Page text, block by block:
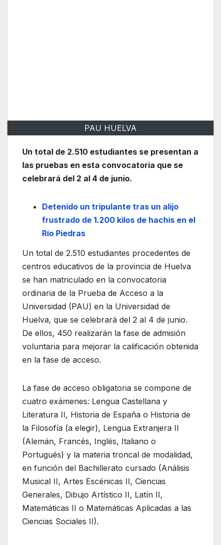
PAU HUELVA
Un total de 2.510 estudiantes se presentan a
las pruebas en esta convocatoria que se
celebrará del 2 al 4 de junio.
Detenido un tripulante tras un alijo
frustrado de 1.200 kilos de hachís en el
Río Piedras
Un total de 2.510 estudiantes procedentes de
centros educativos de la provincia de Huelva
se han matriculado en la convocatoria
ordinaria de la Prueba de Acceso a la
Universidad (PAU) en la Universidad de
Huelva, que se celebrará del 2 al 4 de junio.
De ellos, 450 realizarán la fase de admisión
voluntaria para mejorar la calificación obtenida
en la fase de acceso.
La fase de acceso obligatoria se compone de
cuatro exámenes: Lengua Castellana y
Literatura II, Historia de España o Historia de
la Filosofía (a elegir), Lengua Extranjera II
(Alemán, Francés, Inglés, Italiano o
Portugués) y la materia troncal de modalidad,
en función del Bachillerato cursado (Análisis
Musical II, Artes Escénicas II, Ciencias
Generales, Dibujo Artístico II, Latín II,
Matemáticas II o Matemáticas Aplicadas a las
Ciencias Sociales II).